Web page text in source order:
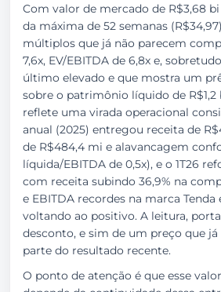
Com valor de mercado de R$3,68
da máxima de 52 semanas
múltiplos que já não parecem
7,6x, EV/EBITDA de 6,8x e,
último elevado e que mostra um
sobre o patrimônio líquido de R$1,2
reflete uma virada operacional
anual (2025) entregou receita de
de R$484,4 mi e alavancagem
líquida/EBITDA de 0,5x), e o 1T26
com receita subindo 36,9% na
e EBITDA recordes na marca Tenda
voltando ao positivo. A leitura,
desconto, e sim de um preço que
parte do resultado recente.
O ponto de atenção é que esse